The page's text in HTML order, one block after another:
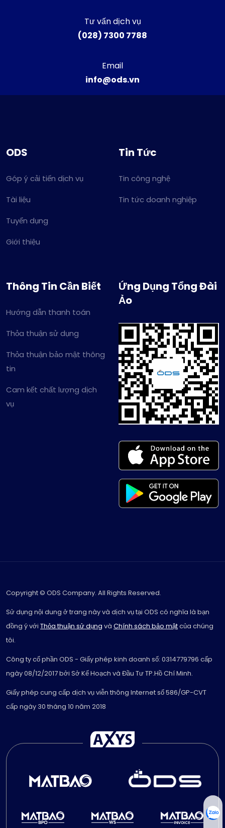
Tư vấn dịch vụ
(028) 7300 7788
Email
info@ods.vn
ODS
Góp ý cải tiến dịch vụ
Tài liệu
Tuyển dụng
Giới thiệu
Tin Tức
Tin công nghệ
Tin tức doanh nghiệp
Thông Tin Cần Biết
Hướng dẫn thanh toán
Thỏa thuận sử dụng
Thỏa thuận bảo mật thông
tin
Cam kết chất lượng dịch
vụ
Ứng Dụng Tổng Đài
Ảo
Copyright © ODS Company. All Rights Reserved.
Sử dụng nội dung ở trang này và dịch vụ tại ODS có nghĩa là bạn
đồng ý với Thỏa thuận sử dụng và Chính sách bảo mậtcủa chúng
tôi.
Công ty cổ phần ODS - Giấy phép kinh doanh số: 0314779796 cấp
ngày 08/12/2017 bởi Sở Kế Hoạch và Đầu Tư TP.Hồ Chí Minh.
Giấy phép cung cấp dịch vụ viễn thông Internet số 586/GP-CVT
cấp ngày 30 tháng 10 năm 2018